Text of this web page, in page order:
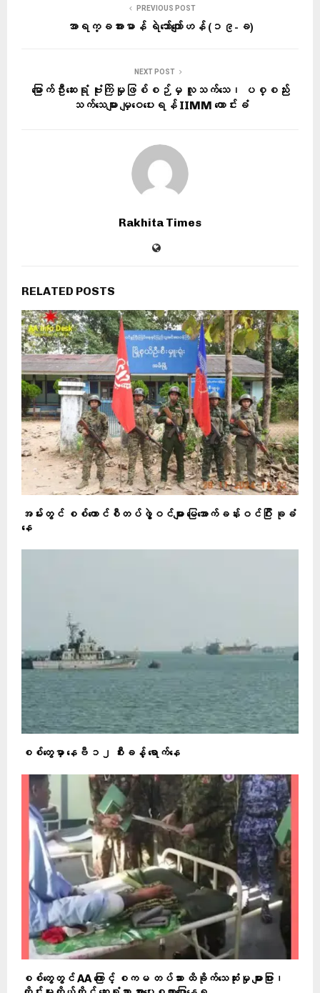
PREVIOUS POST
အာရက္ခအားမာန် ရဲဘော်ကျော်ဟန် (၁၉-ခ)
NEXT POST
မြောက်ဦးဆေးရုံ ဗုံးကြဲမှုဖြစ်စဉ်မှ လူသက်သေ၊ ပစ္စည်း
သက်သေများ မျှဝေပေးရန် IIMM တောင်းခံ
Rakhita Times
RELATED POSTS
အမ်းတွင် စစ်ကောင်စီတပ်ဖွဲ့ဝင်များ မြေအောက်ခန်းဝင်ပြီး ခုခံ
နေ
စစ်တွေမှာ နေဗီ ၁၂ စီးခန့် ရောက်နေ
စစ်တွေတွင် AA ကြောင့် စကမ တပ်သား ထိခိုက်သေဆုံးမှု များပြား၊